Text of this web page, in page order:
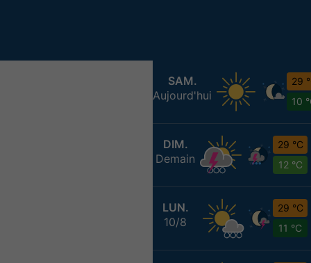
SAM.
Aujourd'hui
29
10
DIM.
Demain
29 °C
12 °C
LUN.
10/8
29 °C
11 °C